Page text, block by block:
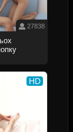
27838
HD